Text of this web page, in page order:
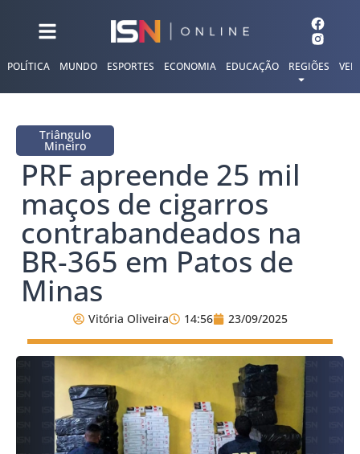
POLÍTICA MUNDO ESPORTES ECONOMIA EDUCAÇÃO REGIÕES
Triângulo
Mineiro
PRF apreende 25 mil
maços de cigarros
contrabandeados na
BR-365 em Patos de
Minas
Vitória Oliveira 14:56 23/09/2025